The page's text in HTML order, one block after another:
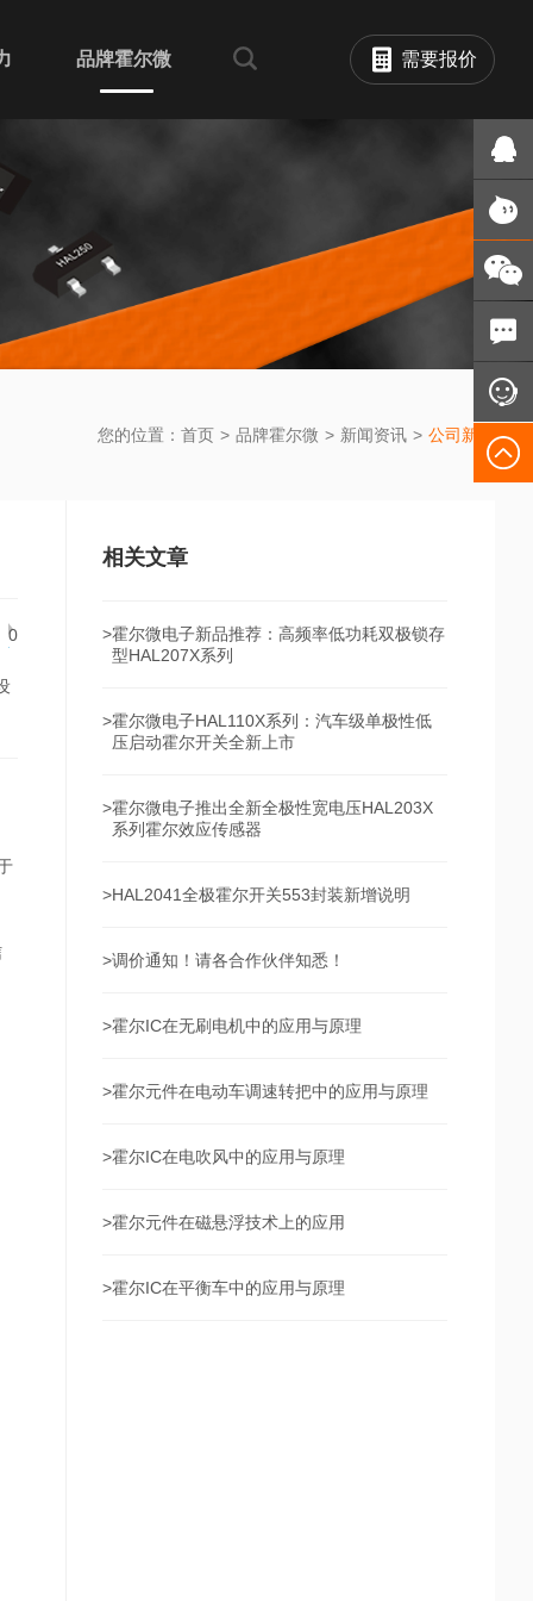
品牌霍尔微 需要报价
您的位置： 首页 > 品牌霍尔微 > 新闻资讯 > 公司新闻
相关文章
>霍尔微电子新品推荐：高频率低功耗双极锁存
型HAL207X系列
>霍尔微电子HAL110X系列：汽车级单极性低
压启动霍尔开关全新上市
>霍尔微电子推出全新全极性宽电压HAL203X
系列霍尔效应传感器
>HAL2041全极霍尔开关553封装新增说明
>调价通知！请各合作伙伴知悉！
>霍尔IC在无刷电机中的应用与原理
>霍尔元件在电动车调速转把中的应用与原理
>霍尔IC在电吹风中的应用与原理
>霍尔元件在磁悬浮技术上的应用
>霍尔IC在平衡车中的应用与原理
0